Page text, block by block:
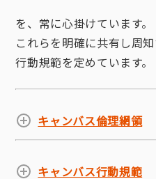
を、常に心掛けています。
これらを明確に共有し周
行動規範を定めています。
キャンバス倫理網領
キャンバス行動規範